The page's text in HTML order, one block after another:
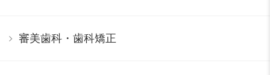
審美歯科・歯科矯正